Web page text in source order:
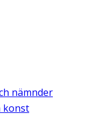
nämnder
konst